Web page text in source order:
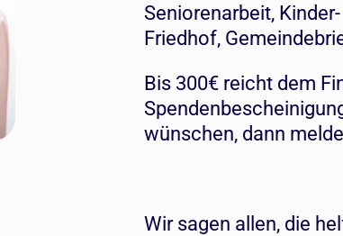
Seniorenarbeit,
Friedhof,
Bis 300€ reicht dem
wünschen, dann
Wir sagen allen, die